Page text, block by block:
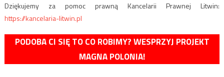
Dziękujemy za pomoc prawną Kancelarii Prawnej Litwin:
https://kancelaria-litwin.pl
PODOBA CI SIĘ TO CO ROBIMY? WESPRZYJ PROJEKT
MAGNA POLONIA!